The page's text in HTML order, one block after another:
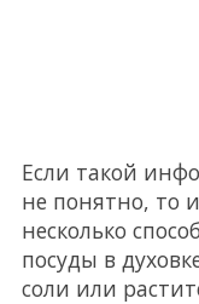
Если такой
не понятно, то
несколько
посуды в
соли или